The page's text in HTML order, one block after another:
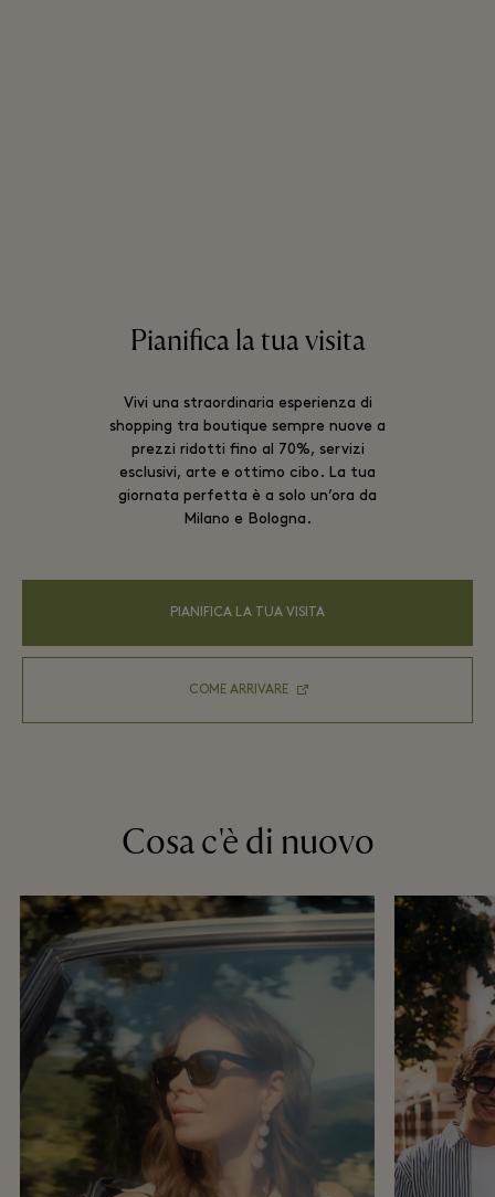
Pianifica la tua visita
Vivi una straordinaria esperienza di
shopping tra boutique sempre nuove a
prezzi ridotti fino al 70%, servizi
esclusivi, arte e ottimo cibo. La tua
giornata perfetta è a solo un’ora da
Milano e Bologna.
PIANIFICA LA TUA VISITA
COME ARRIVARE
Cosa c'è di nuovo